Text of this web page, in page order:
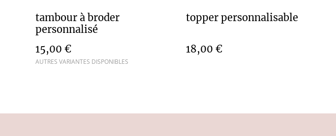
tambour à broder
personnalisé
15,00 €
AUTRES VARIANTES DISPONIBLES
topper personnalisable
18,00 €